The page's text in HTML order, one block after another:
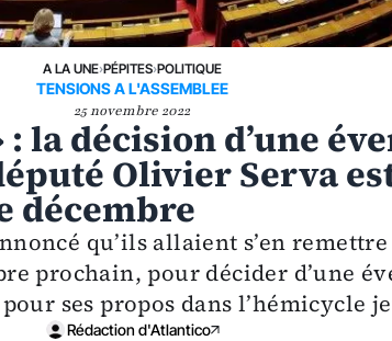
A LA UNE›PÉPITES›POLITIQUE
TENSIONS A L'ASSEMBLEE
25 novembre 2022
la décision d’une
Olivier Serva
décembre
qu’ils allaient s’en
prochain, pour décider d’une
ses propos dans l’hémicycle
Rédaction d'Atlantico